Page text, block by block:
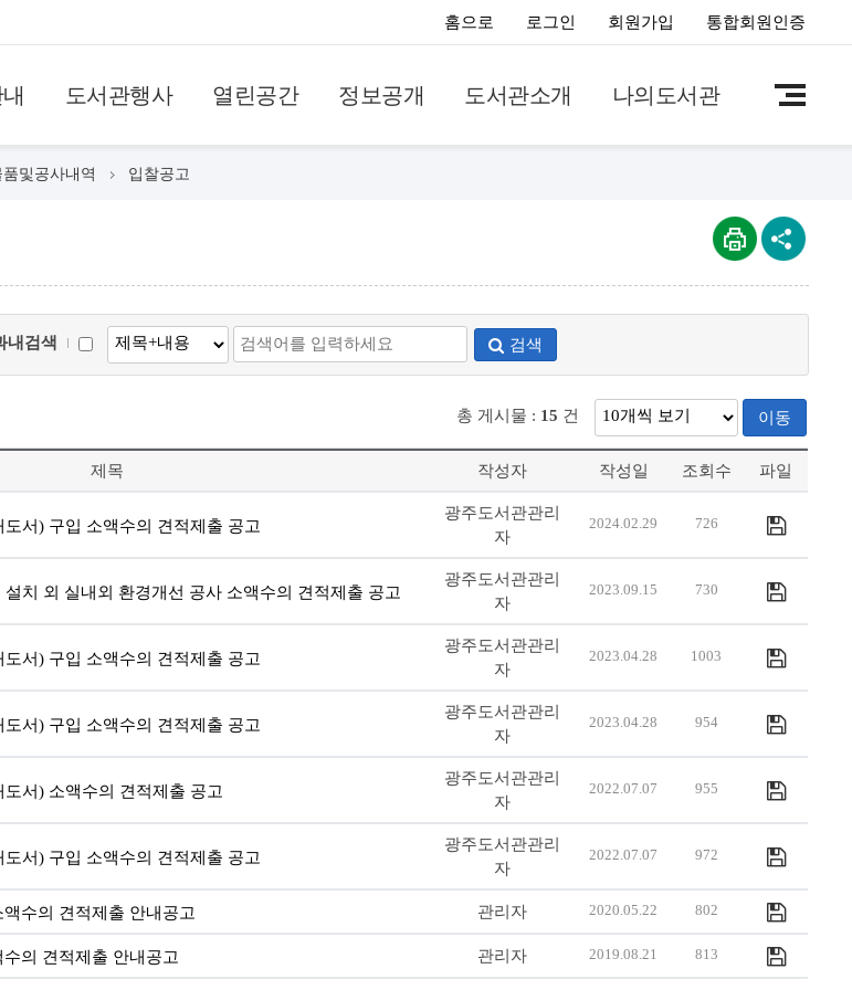
홈으로 로그인 회원가입 통합회원인증
도서관행사 열린공간 정보공개 도서관소개 나의도서관
품및공사내역 입찰공고
내검색 검색
총 게시물 : 15 건 이동
제목 작성자 작성일 조회수 파일
서) 구입 소액수의 견적제출 공고
광주도서관관리
자
2024.02.29 726
치 외 실내외 환경개선 공사 소액수의 견적제출 공고
광주도서관관리
자
2023.09.15 730
서) 구입 소액수의 견적제출 공고
광주도서관관리
자
2023.04.28 1003
서) 구입 소액수의 견적제출 공고
광주도서관관리
자
2023.04.28 954
서) 소액수의 견적제출 공고
광주도서관관리
자
2022.07.07 955
서) 구입 소액수의 견적제출 공고
광주도서관관리
자
2022.07.07 972
수의 견적제출 안내공고 관리자 2020.05.22 802
의 견적제출 안내공고 관리자 2019.08.21 813